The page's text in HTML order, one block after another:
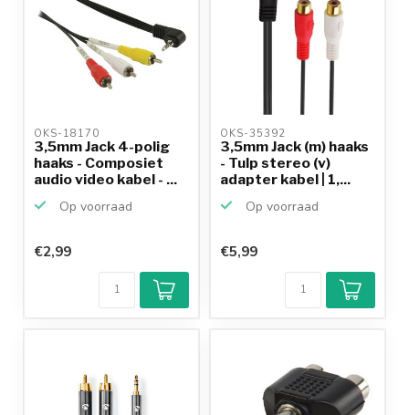
OKS-18170
3,5mm Jack 4-polig
haaks - Composiet
audio video kabel - ...
Op voorraad
€2,99
OKS-35392
3,5mm Jack (m) haaks
- Tulp stereo (v)
adapter kabel | 1,...
Op voorraad
€5,99